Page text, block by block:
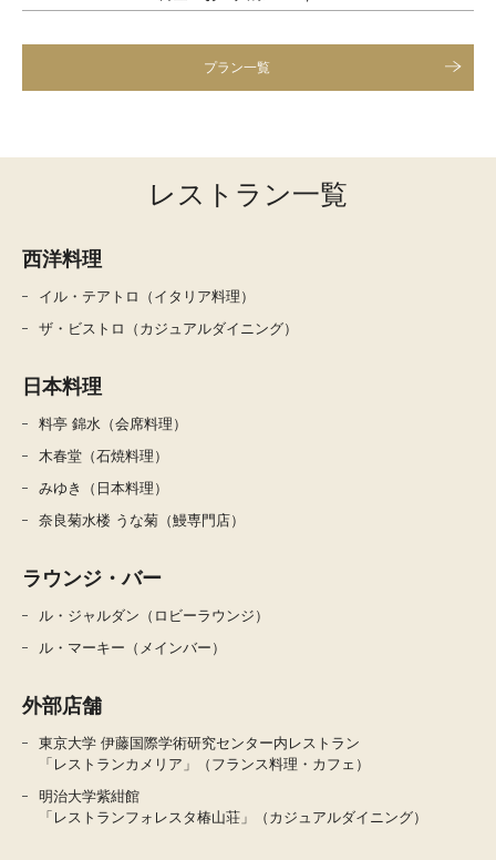
プラン一覧
レストラン一覧
西洋料理
イル・テアトロ（イタリア料理）
ザ・ビストロ（カジュアルダイニング）
日本料理
料亭 錦水（会席料理）
木春堂（石焼料理）
みゆき（日本料理）
奈良菊水楼 うな菊（鰻専門店）
ラウンジ・バー
ル・ジャルダン（ロビーラウンジ）
ル・マーキー（メインバー）
外部店舗
東京大学 伊藤国際学術研究センター内レストラン
「レストランカメリア」（フランス料理・カフェ）
明治大学紫紺館
「レストランフォレスタ椿山荘」（カジュアルダイニング）